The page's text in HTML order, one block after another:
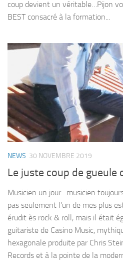
coup devient un véritable…Pijon
BEST consacré à la formation...
NEWS 30 NOVEMBRE 2019
Le juste coup de gueule
Musicien un jour…musicien
pas seulement l’un de mes plus
érudit ès rock & roll, mais il était
guitariste de Casino Music,
hexagonale produite par Chris
Records et à la pointe de la